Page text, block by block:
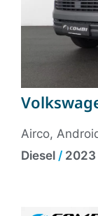
Diesel / 2023